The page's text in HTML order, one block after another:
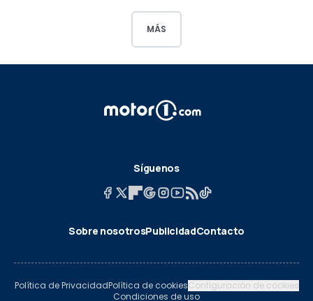
MÁS
Síguenos
Sobre nosotrosPublicidadContacto
Política de PrivacidadPolítica de cookiesConfiguración de cookies
Condiciones de uso